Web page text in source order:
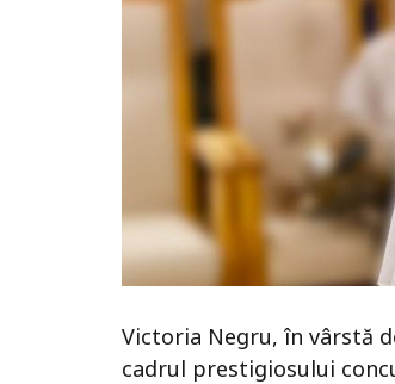
Victoria Negru, în vârstă
cadrul prestigiosului